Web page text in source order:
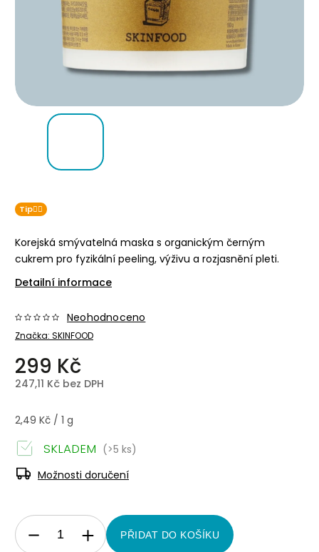
Tip👌🏻
Korejská smývatelná maska s organickým černým
cukrem pro fyzikální peeling, výživu a rozjasnění pleti.
Detailní informace
Značka: SKINFOOD
Neohodnoceno
299 Kč
247,11 Kč bez DPH
2,49 Kč / 1 g
SKLADEM (>5 ks)
Možnosti doručení
PŘIDAT DO KOŠÍKU